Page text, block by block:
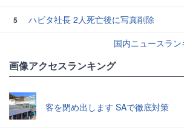
5
ハビタ社長 2人死亡後に写真削除
国内ニュースラ
画像アクセスランキング
客を閉め出します SAで徹底対策